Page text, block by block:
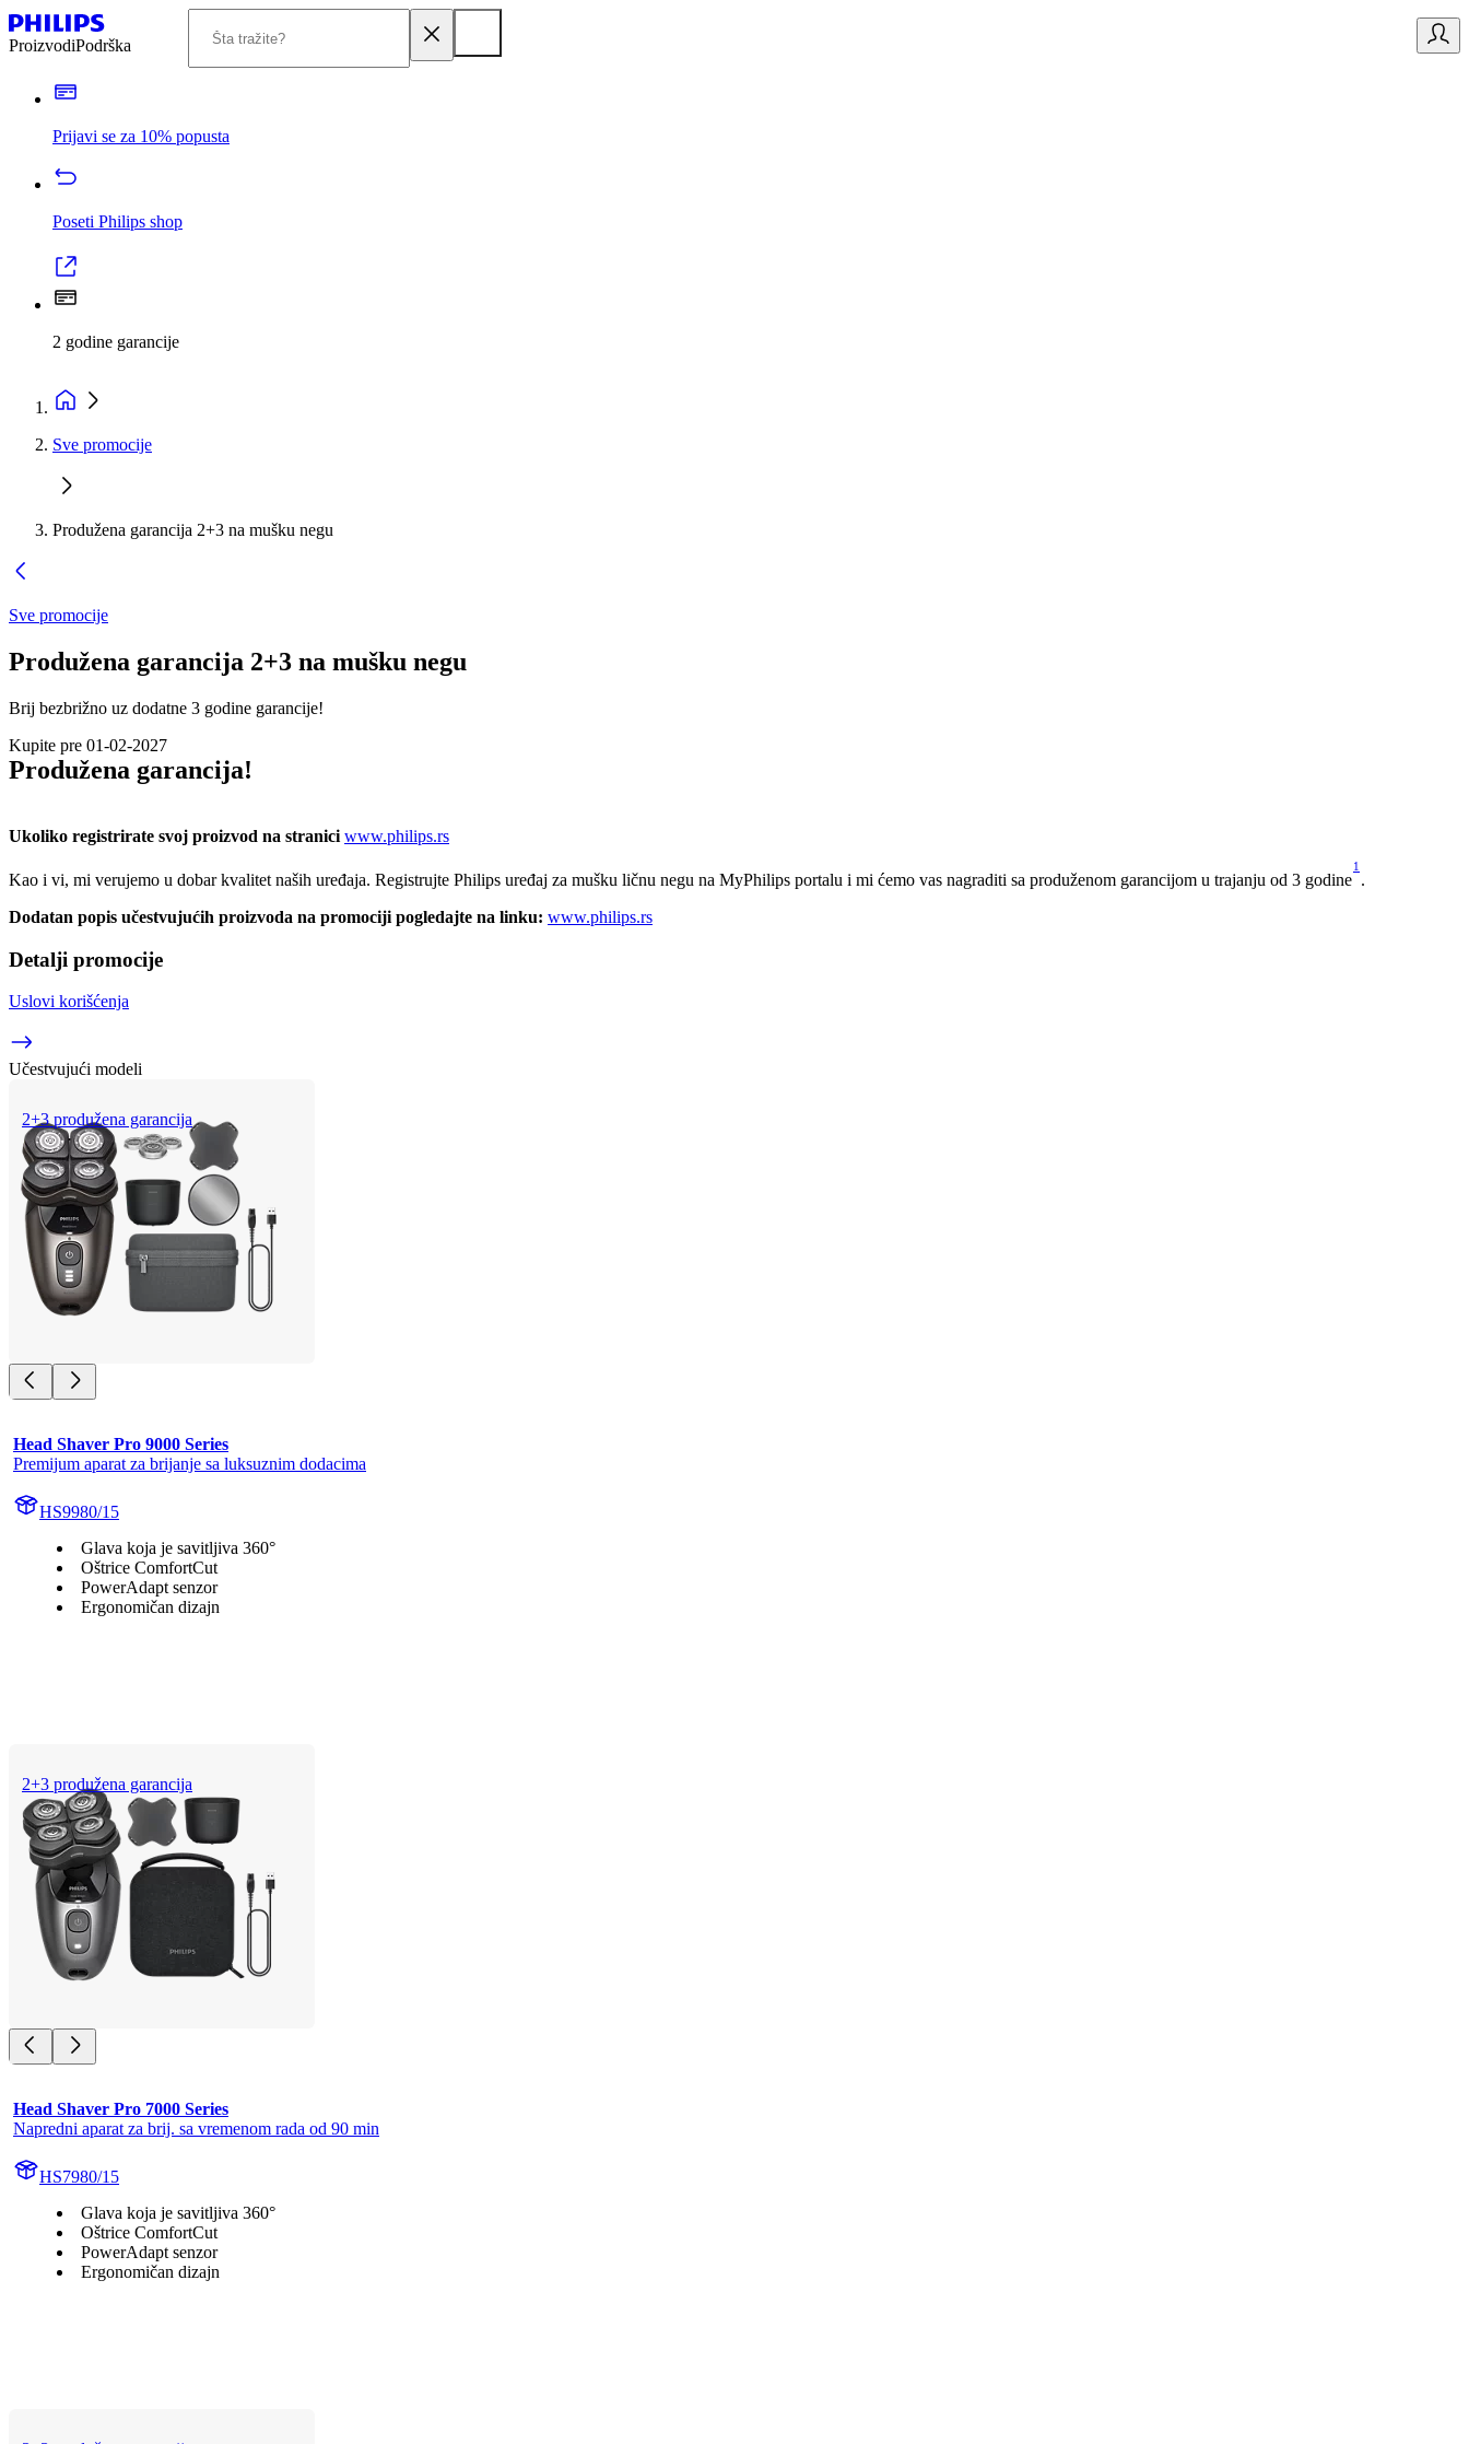
ProizvodiPodrška
Prijavi se za 10% popusta
Poseti Philips shop
2 godine garancije
Sve promocije
Produžena garancija 2+3 na mušku negu
Sve promocije
Produžena garancija 2+3 na mušku negu
Brij bezbrižno uz dodatne 3 godine garancije!
Kupite pre 01-02-2027
Produžena garancija!
Ukoliko registrirate svoj proizvod na stranici www.philips.rs
Kao i vi, mi verujemo u dobar kvalitet naših uređaja. Registrujte Philips uređaj za mušku ličnu negu na MyPhilips portalu i mi ćemo vas nagraditi sa produženom garancijom u trajanju od 3 godine
1
.
Dodatan popis učestvujućih proizvoda na promociji pogledajte na linku: www.philips.rs
Detalji promocije
Uslovi korišćenja
Učestvujući modeli
2+3 produžena garancija
Head Shaver Pro 9000 Series
Premijum aparat za brijanje sa luksuznim dodacima
HS9980/15
Glava koja je savitljiva 360°
Oštrice ComfortCut
PowerAdapt senzor
Ergonomičan dizajn
2+3 produžena garancija
Head Shaver Pro 7000 Series
Napredni aparat za brij. sa vremenom rada od 90 min
HS7980/15
Glava koja je savitljiva 360°
Oštrice ComfortCut
PowerAdapt senzor
Ergonomičan dizajn